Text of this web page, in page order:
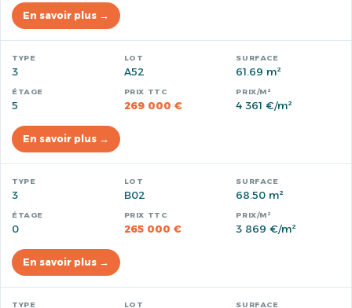
En savoir plus →
3 A52 61.69 m²
5 269 000 € 4 361 €/m²
En savoir plus →
3 B02 68.50 m²
0 265 000 € 3 869 €/m²
En savoir plus →